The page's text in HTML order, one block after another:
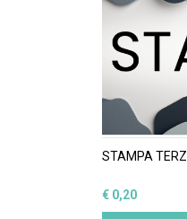
STAMPA TERZI
€ 0,20